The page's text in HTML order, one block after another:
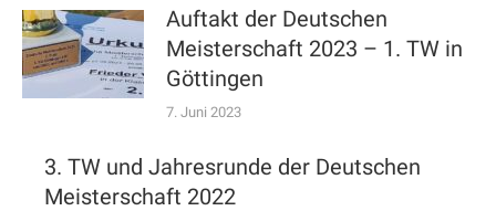
Auftakt der Deutschen
Meisterschaft 2023 – 1. TW in
Göttingen
7. Juni 2023
3. TW und Jahresrunde der Deutschen
Meisterschaft 2022